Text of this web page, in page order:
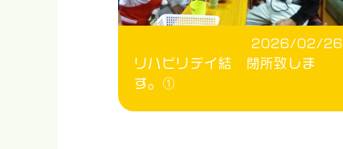
2026/02/26
リハビリデイ結 閉所致しま
す。①